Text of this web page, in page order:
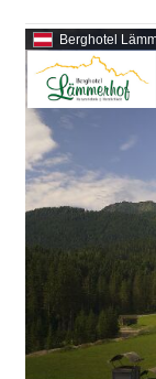
Berghotel